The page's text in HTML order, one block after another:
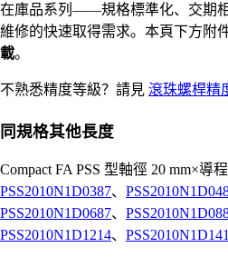
在庫品系列——規格標準化、交期
維修的快速取得需求。本頁下方附
載。
不熟悉精度等級？請見 滾珠螺桿精
同規格其他長度
Compact FA PSS 型軸徑 20 mm×導
PSS2010N1D0387、
PSS2010N1D0687、
PSS2010N1D1214、